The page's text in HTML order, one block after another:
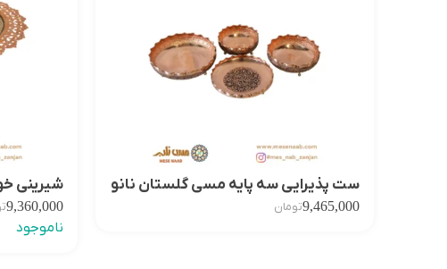
ست پذیرایی سه پایه مسی گلستان نانو
9,465,000تومان
شیرینی خوری 30 خاتم
9,360,000
ناموجود